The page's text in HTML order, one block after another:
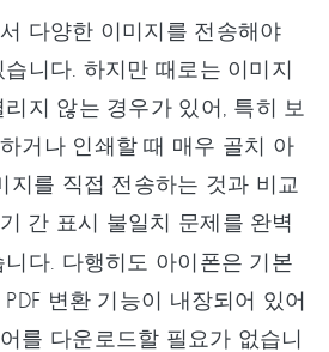
다양한 이미지를 전송해야
니다. 하지만 때로는 이미지
지 않는 경우가 있어, 특히 보
거나 인쇄할 때 매우 골치 아
지를 직접 전송하는 것과 비교
간 표시 불일치 문제를 완벽
다. 다행히도 아이폰은 기본
변환 기능이 내장되어 있어
를 다운로드할 필요가 없습니